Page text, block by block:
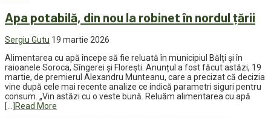
Apa potabilă, din nou la robinet în nordul țării
Sergiu Gutu 19 martie 2026
Alimentarea cu apă începe să fie reluată în municipiul Bălți și în
raioanele Soroca, Sîngerei și Florești. Anunțul a fost făcut astăzi, 19
martie, de premierul Alexandru Munteanu, care a precizat că decizia
vine după cele mai recente analize ce indică parametri siguri pentru
consum. „Vin astăzi cu o veste bună. Reluăm alimentarea cu apă
[…]
Read More